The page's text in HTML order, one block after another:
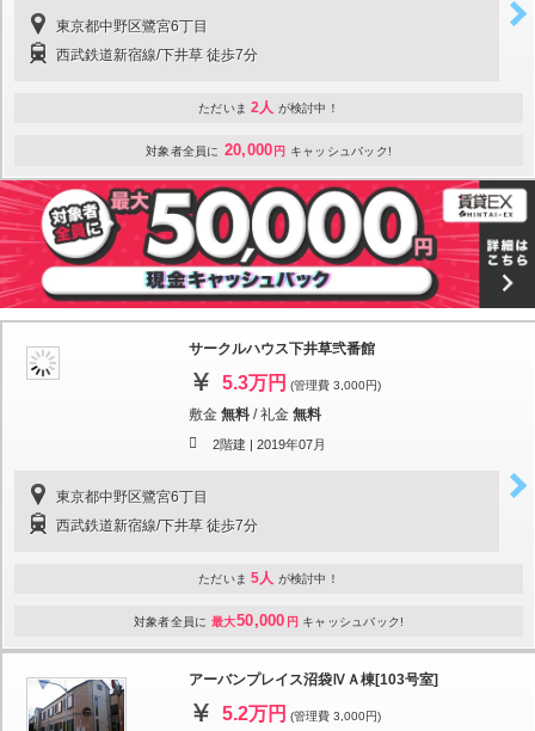
東京都中野区鷺宮6丁目
西武鉄道新宿線/下井草 徒歩7分
ただいま 2人 が検討中！
対象者全員に 20,000 円 キャッシュバック!
サークルハウス下井草弐番館
5.3万円 (管理費 3,000円)
敷金 無料 /礼金 無料
2階建 | 2019年07月
東京都中野区鷺宮6丁目
西武鉄道新宿線/下井草 徒歩7分
ただいま 5人 が検討中！
対象者全員に 最大50,000 円 キャッシュバック!
アーバンプレイス沼袋ⅣＡ棟[103号室]
5.2万円 (管理費 3,000円)